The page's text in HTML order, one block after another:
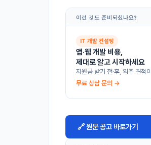
이런 것도 준비되셨나요?
IT 개발 컨설팅
앱·웹 개발 비용,
제대로 알고 시작하세요
지원금 받기 전·후, 외주 견적
무료 상담 문의 →
🔗 원문 공고 바로가기